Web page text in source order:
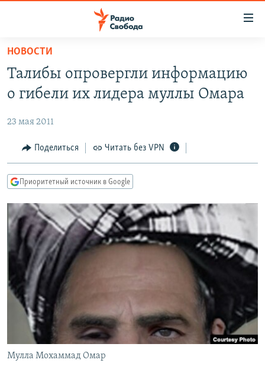
упрощенного
доступа
Вернуться
основному
Вернутся
главной
навигации
Вернутся
поиску
ПРОГРАММЫ
ПОДКАСТЫ
ЦИТАТЫ СВОБОДЫ
МНЕНИЯ
IDEL.РЕАЛИИ
КАВКАЗ.РЕАЛИИ
СЕВЕР.РЕАЛИИ
СИБИРЬ.РЕАЛИИ
РАСПИСАНИЕ ВЕЩАНИЯ
ПОДПИШИТЕСЬ НА РАССЫЛКУ
СОЦИАЛЬНЫЕ СЕТИ
НОВОСТИ
Талибы опровергли информацию
о гибели их лидера муллы Омара
23 мая 2011
Поделиться Читать без VPN
Приоритетный источник в Google
Мулла Мохаммад Омар